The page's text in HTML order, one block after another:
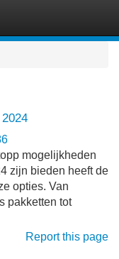
mogelijkheden
zijn bieden heeft de
opties. Van
pakketten tot
Report this page